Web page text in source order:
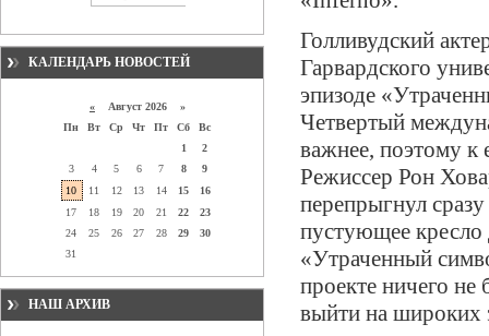
КАЛЕНДАРЬ НОВОСТЕЙ
« Август 2026 »
Пн
Вт Ср Чт Пт Сб
Вс
1
2
3
4 5 6 7 8
9
10
11 12 13 14 15
16
17
18 19 20 21 22
23
24
25 26 27 28 29
30
31
НАШ АРХИВ
Голливудский
Гарвардского
эпизоде
Четвертый
важнее, поэтому к
Режиссер Рон
перепрыгнул
пустующее
«Утраченный
проекте ничего
выйти на широких